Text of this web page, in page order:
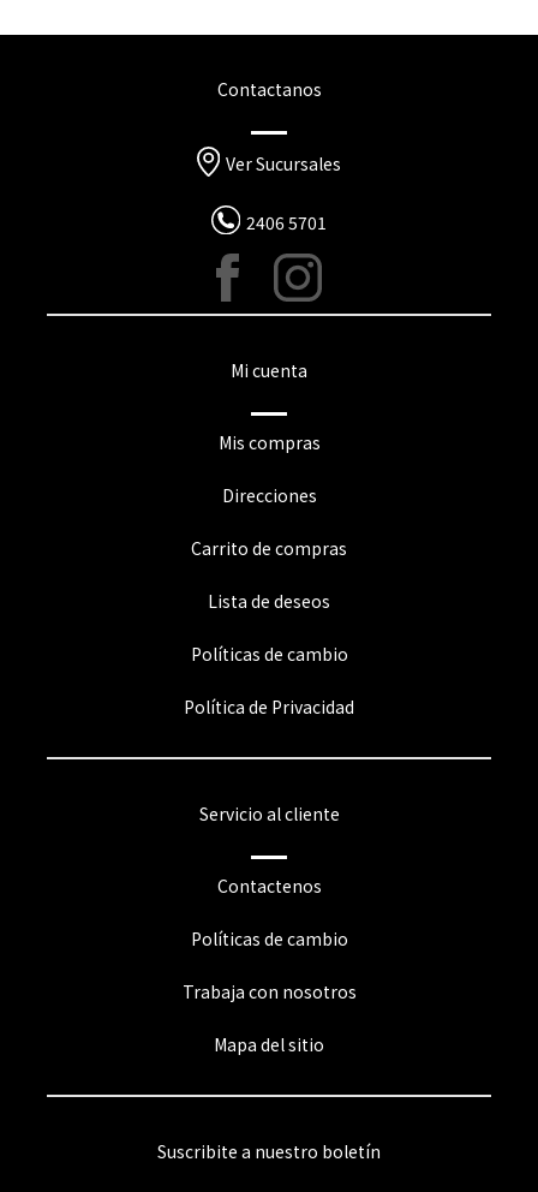
Contactanos
Ver Sucursales
2406 5701
Mi cuenta
Mis compras
Direcciones
Carrito de compras
Lista de deseos
Políticas de cambio
Política de Privacidad
Servicio al cliente
Contactenos
Políticas de cambio
Trabaja con nosotros
Mapa del sitio
Suscribite a nuestro boletín